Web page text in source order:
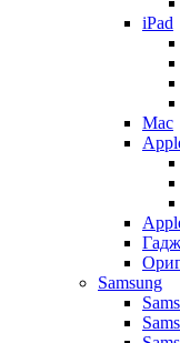
iPad
Mac
Samsung